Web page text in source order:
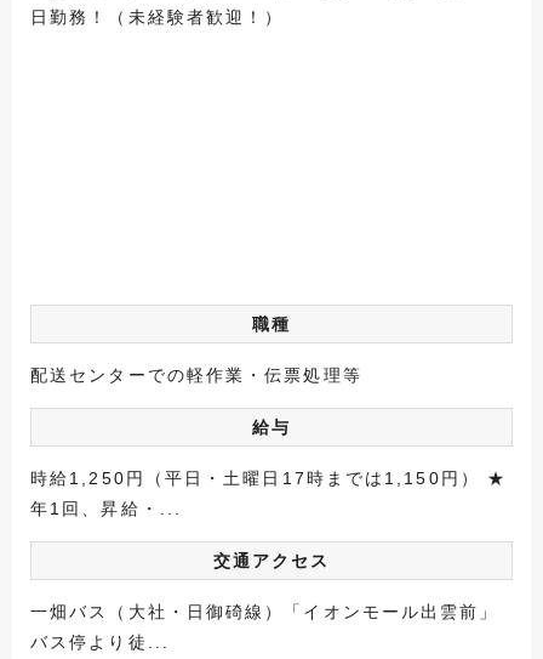
日勤務！（未経験者歓迎！）
職種
配送センターでの軽作業・伝票処理等
給与
時給1,250円（平日・土曜日17時までは1,150円） ★
年1回、昇給・...
交通アクセス
一畑バス（大社・日御碕線）「イオンモール出雲前」
バス停より徒...